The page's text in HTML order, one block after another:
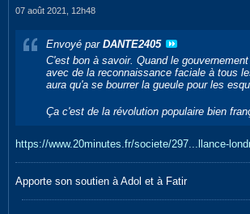
07 août 2021, 12h48
Envoyé par DANTE2405
C'est bon à savoir. Quand le
avec de la reconnaissance faciale à tous
aura qu'a se bourrer la gueule pour les
Ça c'est de la révolution populaire bien
https://www.20minutes.fr/societe/297...llance-
Apporte son soutien à Adol et à Fatir